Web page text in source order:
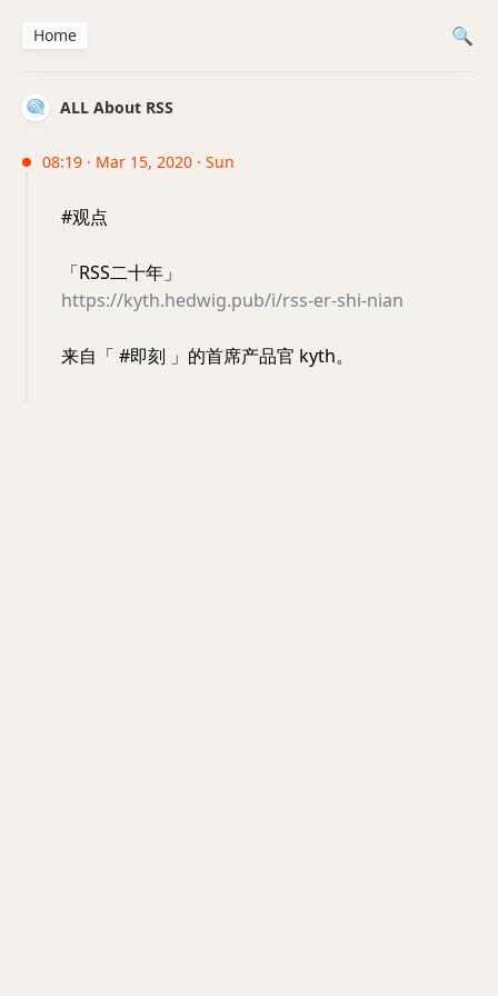
ALL About RSS
08:19 · Mar 15, 2020 · Sun
#观点
「RSS二十年」
https://kyth.hedwig.pub/i/rss-er-shi-nian
来自「 #即刻 」的首席产品官 kyth。
Home